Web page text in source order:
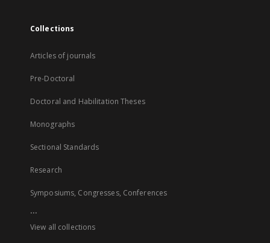
Collections
Articles of journals
Pre-Doctoral
Doctoral and Habilitation Theses
Monographs
Sectional Standards
Research
Symposiums, Congresses, Conferences
...
View all collections